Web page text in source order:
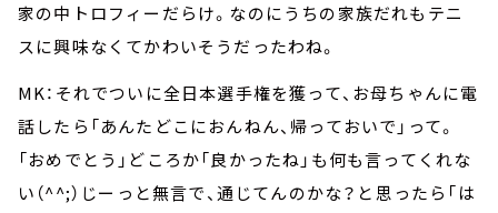
家の中トロフィーだらけ。なのにうちの家族だれもテニ
スに興味なくてかわいそうだったわね。
MK：それでついに全日本選手権を獲って、お母ちゃんに電
話したら「あんたどこにおんねん、帰っておいで」って。
「おめでとう」どころか「良かったね」も何も言ってくれな
い（^^;）じーっと無言で、通じてんのかな？と思ったら「は